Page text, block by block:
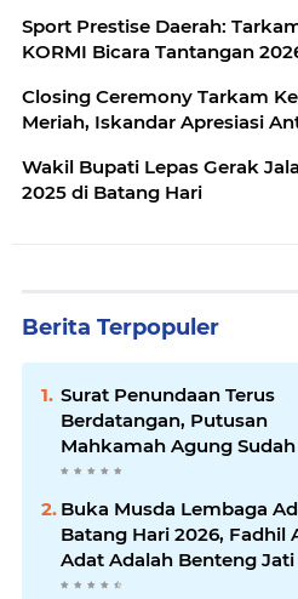
Sport Prestise Daerah:
KORMI Bicara Tantangan
Closing Ceremony Tarkam
Meriah, Iskandar Apresiasi
Wakil Bupati Lepas Gerak
2025 di Batang Hari
Berita Terpopuler
Surat Penundaan Terus
Berdatangan, Putusan
Mahkamah Agung Sudah
Mengapa Eksekusi Belum
Dilaksanakan?
Buka Musda Lembaga
Batang Hari 2026, Fadhil
Adat Adalah Benteng
Generasi Muda